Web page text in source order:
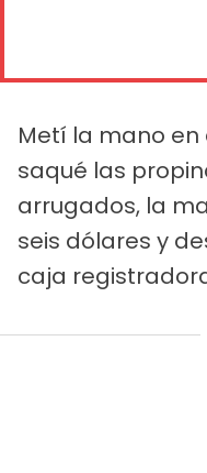
Metí la mano
saqué las
arrugados, la
seis dólares y
caja